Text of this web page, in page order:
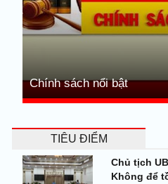
Chính sách nổi bật
TIÊU ĐIỂM
Chủ tịch
Không để